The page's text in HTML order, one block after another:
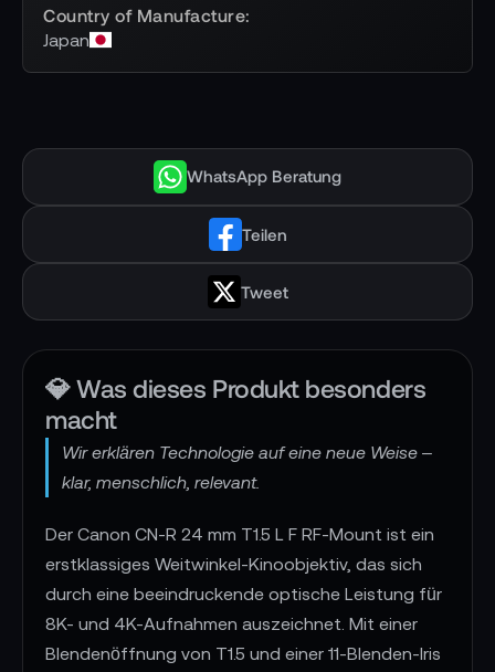
Country of Manufacture
Japan
WhatsApp Beratung
Teilen
Tweet
💎 Was dieses Produkt besonders
macht
Wir erklären Technologie auf eine neue Weise –
klar, menschlich, relevant.
Der Canon CN-R 24 mm T1.5 L F RF-Mount ist ein
erstklassiges Weitwinkel-Kinoobjektiv, das sich
durch eine beeindruckende optische Leistung für
8K- und 4K-Aufnahmen auszeichnet. Mit einer
Blendenöffnung von T1.5 und einer 11-Blenden-Iris